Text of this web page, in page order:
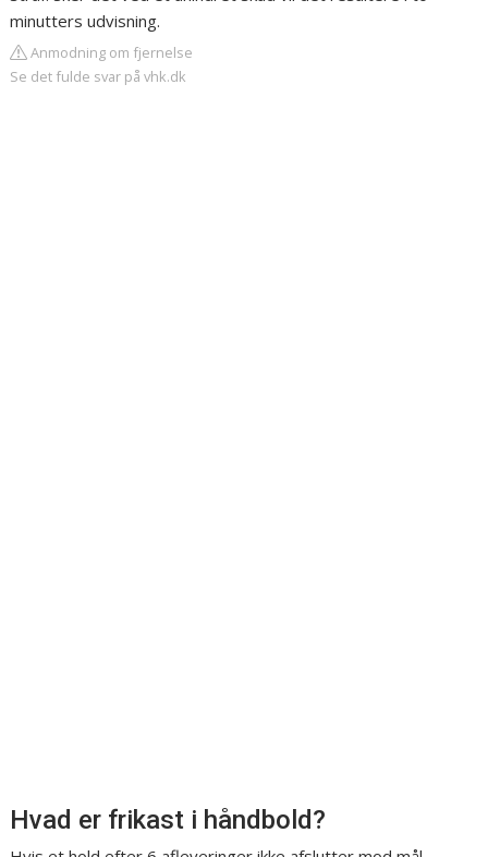
minutters udvisning.
Anmodning om fjernelse
Se det fulde svar på vhk.dk
Hvad er frikast i håndbold?